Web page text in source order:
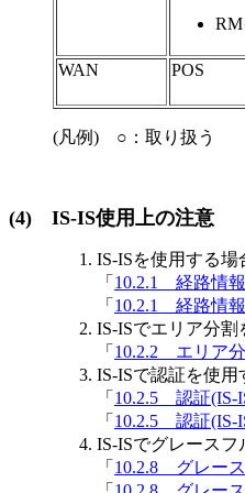
WAN POS
(凡例) ○：取り扱う
(4) IS-IS使用上の注意
IS-ISを使用する場
「 10.2.1 経路情
「 10.2.1 経路情
IS-ISでエリア分割
「 10.2.2 エリア
IS-ISで認証を使用
「 10.2.5 認証(IS-
「 10.2.5 認証(IS-
IS-ISでグレース
「 10.2.8 グレー